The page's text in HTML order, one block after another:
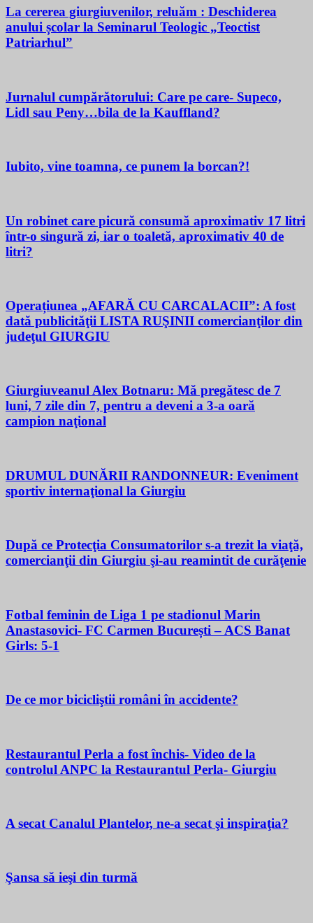
La cererea giurgiuvenilor, reluăm : Deschiderea
anului școlar la Seminarul Teologic „Teoctist
Patriarhul”
Jurnalul cumpărătorului: Care pe care- Supeco,
Lidl sau Peny…bila de la Kauffland?
Iubito, vine toamna, ce punem la borcan?!
Un robinet care picură consumă aproximativ 17 litri
într-o singură zi, iar o toaletă, aproximativ 40 de
litri?
Operațiunea „AFARĂ CU CARCALACII”: A fost
dată publicităţii LISTA RUŞINII comercianţilor din
judeţul GIURGIU
Giurgiuveanul Alex Botnaru: Mă pregătesc de 7
luni, 7 zile din 7, pentru a deveni a 3-a oară
campion naţional
DRUMUL DUNĂRII RANDONNEUR: Eveniment
sportiv internaţional la Giurgiu
După ce Protecţia Consumatorilor s-a trezit la viaţă,
comercianţii din Giurgiu şi-au reamintit de curăţenie
Fotbal feminin de Liga 1 pe stadionul Marin
Anastasovici- FC Carmen București – ACS Banat
Girls: 5-1
De ce mor bicicliştii români în accidente?
Restaurantul Perla a fost închis- Video de la
controlul ANPC la Restaurantul Perla- Giurgiu
A secat Canalul Plantelor, ne-a secat şi inspiraţia?
Şansa să ieşi din turmă